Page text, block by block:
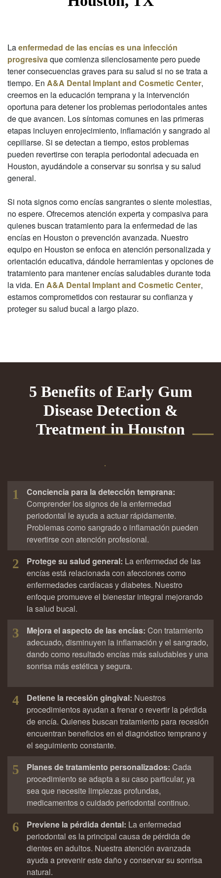
Laenfermedad de las encías es una infección
progresivaque comienza silenciosamente pero puede
tener consecuencias graves para su salud si no se trata a
tiempo. En A&A Dental Implant and Cosmetic Center,
creemos en la educación temprana y la intervención
oportuna para detener los problemas periodontales antes
de que avancen. Los síntomas comunes en las primeras
etapas incluyen enrojecimiento, inflamación y sangrado al
cepillarse. Si se detectan a tiempo, estos problemas
pueden revertirse con terapia periodontal adecuada en
Houston, ayudándole a conservar su sonrisa y su salud
general.
Si nota signos como encías sangrantes o siente molestias,
no espere. Ofrecemos atención experta y compasiva para
quienes buscan tratamiento para la enfermedad de las
encías en Houston o prevención avanzada. Nuestro
equipo en Houston se enfoca en atención personalizada y
orientación educativa, dándole herramientas y opciones de
tratamiento para mantener encías saludables durante toda
la vida. En A&A Dental Implant and Cosmetic Center,
estamos comprometidos con restaurar su confianza y
proteger su salud bucal a largo plazo.
5 Benefits of Early Gum
Disease Detection &
Treatment in Houston
1
Conciencia para la detección temprana:
Comprender los signos de la enfermedad
periodontal le ayuda a actuar rápidamente.
Problemas como sangrado o inflamación pueden
revertirse con atención profesional.
2 Protege su salud general: La enfermedad de las
encías está relacionada con afecciones como
enfermedades cardíacas y diabetes. Nuestro
enfoque promueve el bienestar integral mejorando
la salud bucal.
3 Mejora el aspecto de las encías: Con tratamiento
adecuado, disminuyen la inflamación y el sangrado,
dando como resultado encías más saludables y una
sonrisa más estética y segura.
4 Detiene la recesión gingival: Nuestros
procedimientos ayudan a frenar o revertir la pérdida
de encía. Quienes buscan tratamiento para recesión
encuentran beneficios en el diagnóstico temprano y
el seguimiento constante.
5 Planes de tratamiento personalizados: Cada
procedimiento se adapta a su caso particular, ya
sea que necesite limpiezas profundas,
medicamentos o cuidado periodontal continuo.
6 Previene la pérdida dental: La enfermedad
periodontal es la principal causa de pérdida de
dientes en adultos. Nuestra atención avanzada
ayuda a prevenir este daño y conservar su sonrisa
natural.